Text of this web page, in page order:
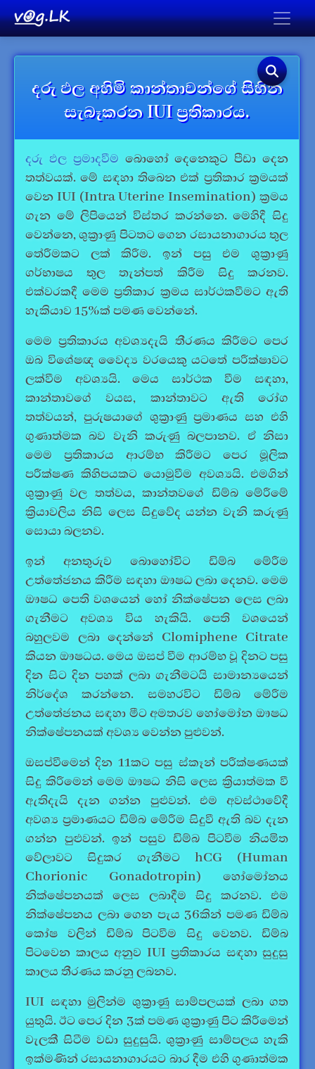
දරු ඵල අහිමි කාන්තාවන්ගේ සිහින
සැබෑකරන IUI ප්‍රතිකාරය.
දරු ඵල ප්‍රමාදවීම බොහෝ දෙනෙකුට පීඩා දෙන
තත්වයක්. මේ සඳහා තිබෙන එක් ප්‍රතිකාර ක්‍රමයක්
වෙන IUI (Intra Uterine Insemination) ක්‍රමය
ගැන මේ ලිපියෙන් විස්තර කරන්නෙ. මෙහිදී සිදු
වෙන්නෙ, ශුක්‍රාණු පිටතට ගෙන රසායනාගාරය තුල
තේරීමකට ලක් කිරීම. ඉන් පසු එම ශුක්‍රාණු
ගර්භාෂය තුල තැන්පත් කිරීම සිදු කරනව.
එක්වරකදී මෙම ප්‍රතිකාර ක්‍රමය සාර්ථකවීමට ඇති
හැකියාව 15%ක් පමණ වෙන්නේ.
මෙම ප්‍රතිකාරය අවශ්‍යදැයි තීරණය කිරීමට පෙර
ඔබ විශේෂඥ වෛද්‍ය වරයෙකු යටතේ පරීක්ෂාවට
ලක්වීම අවශ්‍යයි. මෙය සාර්ථක වීම සඳහා,
කාන්තාවගේ වයස, කාන්තාවට ඇති රෝග
තත්වයන්, පුරුෂයාගේ ශුක්‍රාණු ප්‍රමාණය සහ එහි
ගුණාත්මක බව වැනි කරුණු බලපානව. ඒ නිසා
මෙම ප්‍රතිකාරය ආරම්භ කිරීමට පෙර මූලික
පරීක්ෂණ කිහිපයකට යොමුවීම අවශ්‍යයි. එමගින්
ශුක්‍රාණු වල තත්වය, කාන්තවගේ ඩිම්බ මේරීමේ
ක්‍රියාවලිය නිසි ලෙස සිදුවේද යන්න වැනි කරුණු
සොයා බලනව.
ඉන් අනතුරුව බොහෝවිට ඩිම්බ මේරීම
උත්තේජනය කිරීම සඳහා ඖෂධ ලබා දෙනව. මෙම
ඖෂධ පෙති වශයෙන් හෝ නික්ෂේපන ලෙස ලබා
ගැනීමට අවශ්‍ය විය හැකියි. පෙති වශයෙන්
බහුලවම ලබා දෙන්නේ Clomiphene Citrate
කියන ඖෂධය. මෙය ඔසප් වීම ආරම්භ වූ දිනට පසු
දින සිට දින පහක් ලබා ගැනීමටයි සාමාන්‍යයෙන්
නිර්දේශ කරන්නෙ. සමහරවිට ඩිම්බ මේරීම
උත්තේජනය සඳහා මීට අමතරව හෝමෝන ඖෂධ
නික්ෂේපනයක් අවශ්‍ය වෙන්න පුළුවන්.
ඔසප්වීමෙන් දින 11කට පසු ස්කෑන් පරීක්ෂණයක්
සිදු කිරීමෙන් මෙම ඖෂධ නිසි ලෙස ක්‍රියාත්මක වී
ඇතිදැයි දැන ගන්න පුළුවන්. එම අවස්ථාවේදී
අවශ්‍ය ප්‍රමාණයට ඩිම්බ මේරීම සිදුවී ඇති බව දැන
ගන්න පුළුවන්. ඉන් පසුව ඩිම්බ පිටවීම නියමිත
වේලාවට සිදුකර ගැනීමට hCG (Human
Chorionic Gonadotropin) හෝමෝනය
නික්ෂේපනයක් ලෙස ලබාදීම සිදු කරනව. එම
නික්ෂේපනය ලබා ගෙන පැය 36කින් පමණ ඩිම්බ
කෝෂ වලින් ඩිම්බ පිටවීම සිදු වෙනව. ඩිම්බ
පිටවෙන කාලය අනුව IUI ප්‍රතිකාරය සඳහා සුදුසු
කාලය තීරණය කරනු ලබනව.
IUI සඳහා මුලින්ම ශුක්‍රාණු සාම්පලයක් ලබා ගත
යුතුයි. ඊට පෙර දින 3ක් පමණ ශුක්‍රාණු පිට කිරීමෙන්
වැලකී සිටීම වඩා සුදුසුයි. ශුක්‍රාණු සාම්පලය හැකි
ඉක්මණින් රසායනාගාරයට බාර දීම එහි ගුණාත්මක